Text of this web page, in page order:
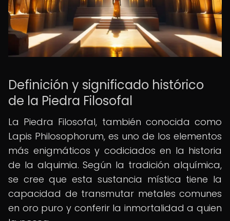
Definición y significado histórico
de la Piedra Filosofal
La Piedra Filosofal, también conocida como
Lapis Philosophorum, es uno de los elementos
más enigmáticos y codiciados en la historia
de la alquimia. Según la tradición alquímica,
se cree que esta sustancia mística tiene la
capacidad de transmutar metales comunes
en oro puro y conferir la inmortalidad a quien